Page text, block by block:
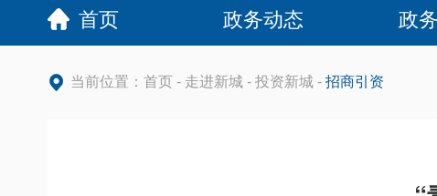
首页 政务动态 政
当前位置： 首页- 走进新城-投资新城-招商引资